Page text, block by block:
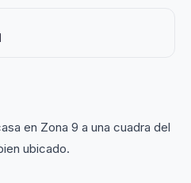
en Zona 9 a una cuadra del
ubicado.